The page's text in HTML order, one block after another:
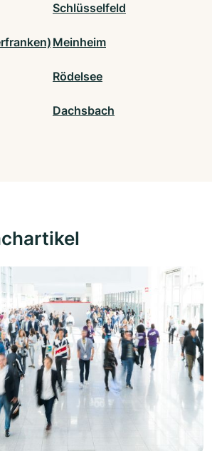
Schlüsselfeld
Meinheim
Rödelsee
Dachsbach